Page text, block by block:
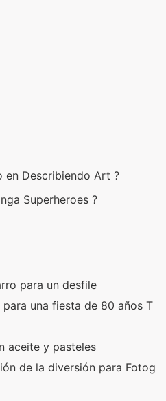
en Describiendo Art ?
Superheroes ?
para un desfile
una fiesta de 80 años T
aceite y pasteles
de la diversión para Fotog